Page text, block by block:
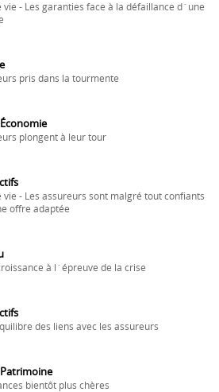
vie - Les garanties face à la défaillance d´une
pris dans la tourmente
plongent à leur tour
vie - Les assureurs sont malgré tout confiants
offre adaptée
à l´épreuve de la crise
des liens avec les assureurs
Patrimoine
bientôt plus chères